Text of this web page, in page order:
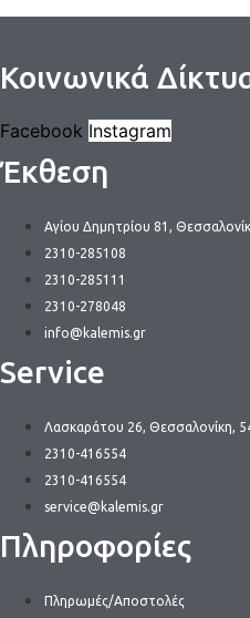
Κοινωνικά
Facebook Instagram
Έκθεση
Αγίου Δημητρίου 81,
2310-285108
2310-285111
2310-278048
info@kalemis.gr
Service
Λασκαράτου 26, Θεσσαλονίκη,
2310-416554
2310-416554
service@kalemis.gr
Πληροφορίες
Πληρωμές/Αποστολές